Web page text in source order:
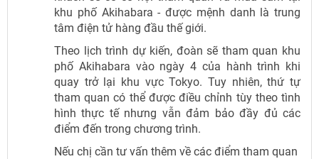
khu phố Akihabara - được mệnh danh là trung
tâm điện tử hàng đầu thế giới.
Theo lịch trình dự kiến, đoàn sẽ tham quan khu
phố Akihabara vào ngày 4 của hành trình khi
quay trở lại khu vực Tokyo. Tuy nhiên, thứ tự
tham quan có thể được điều chỉnh tùy theo tình
hình thực tế nhưng vẫn đảm bảo đầy đủ các
điểm đến trong chương trình.
Nếu chị cần tư vấn thêm về các điểm tham quan